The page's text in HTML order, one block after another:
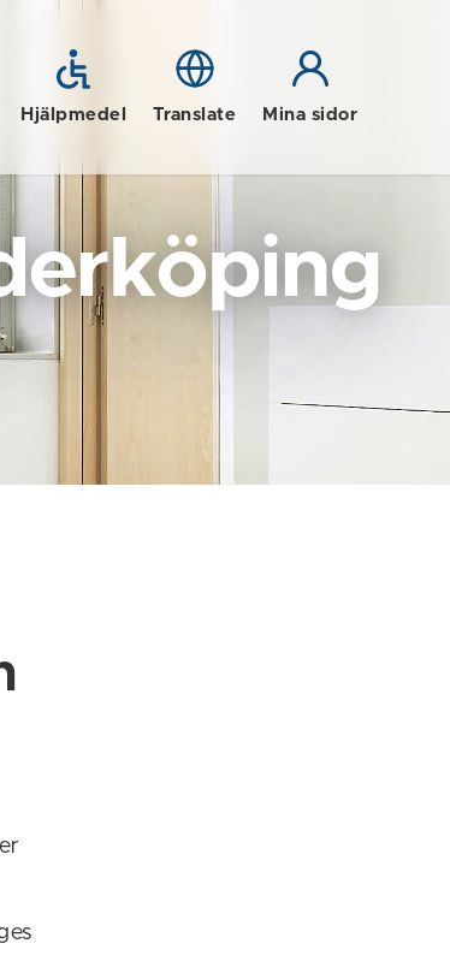
Hjälpmedel Translate Mina sidor